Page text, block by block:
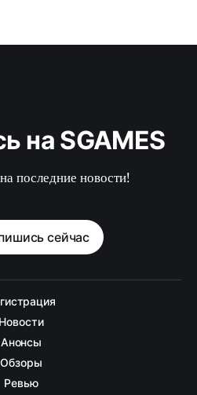
на SGAMES
последние новости!
сейчас
Новости
Анонсы
Обзоры
Ревью